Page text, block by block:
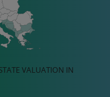
VALUATION IN